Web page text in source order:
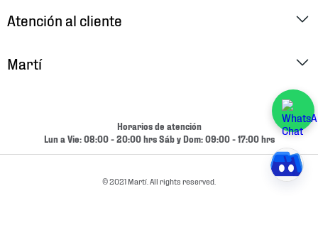
Atención al cliente
Cambios y Devoluciones
Martí
Términos y Condiciones
Horarios de atención
Lun a Vie: 08:00 - 20:00 hrs Sáb y Dom: 09:00 - 17:00 hrs
© 2021 Martí. All rights reserved.